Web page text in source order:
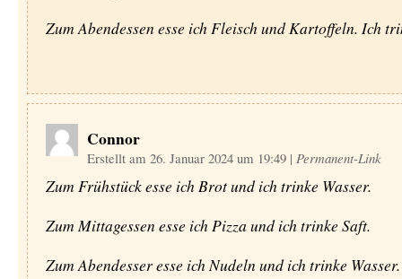
Zum Abendessen esse ich Fleisch und Kartoffeln. Ich
Connor
Erstellt am 26. Januar 2024 um 19:49 | Permanent-Link
Zum Frühstück esse ich Brot und ich trinke Wasser.
Zum Mittagessen esse ich Pizza und ich trinke Saft.
Zum Abendesser esse ich Nudeln und ich trinke Wasser.